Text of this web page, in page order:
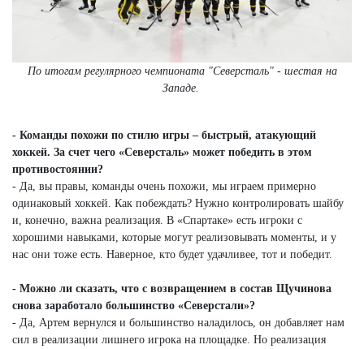
По итогам регулярного чемпионата "Северсталь" - шестая на
Западе.
- Команды похожи по стилю игры – быстрый, атакующий
хоккей. За счет чего «Северсталь» может победить в этом
противостоянии?
- Да, вы правы, команды очень похожи, мы играем примерно
одинаковый хоккей. Как побеждать? Нужно контролировать шайбу
и, конечно, важна реализация. В «Спартаке» есть игроки с
хорошими навыками, которые могут реализовывать моменты, и у
нас они тоже есть. Наверное, кто будет удачливее, тот и победит.
- Можно ли сказать, что с возвращением в состав Щучинова
снова заработало большинство «Северстали»?
- Да, Артем вернулся и большинство наладилось, он добавляет нам
сил в реализации лишнего игрока на площадке. Но реализация